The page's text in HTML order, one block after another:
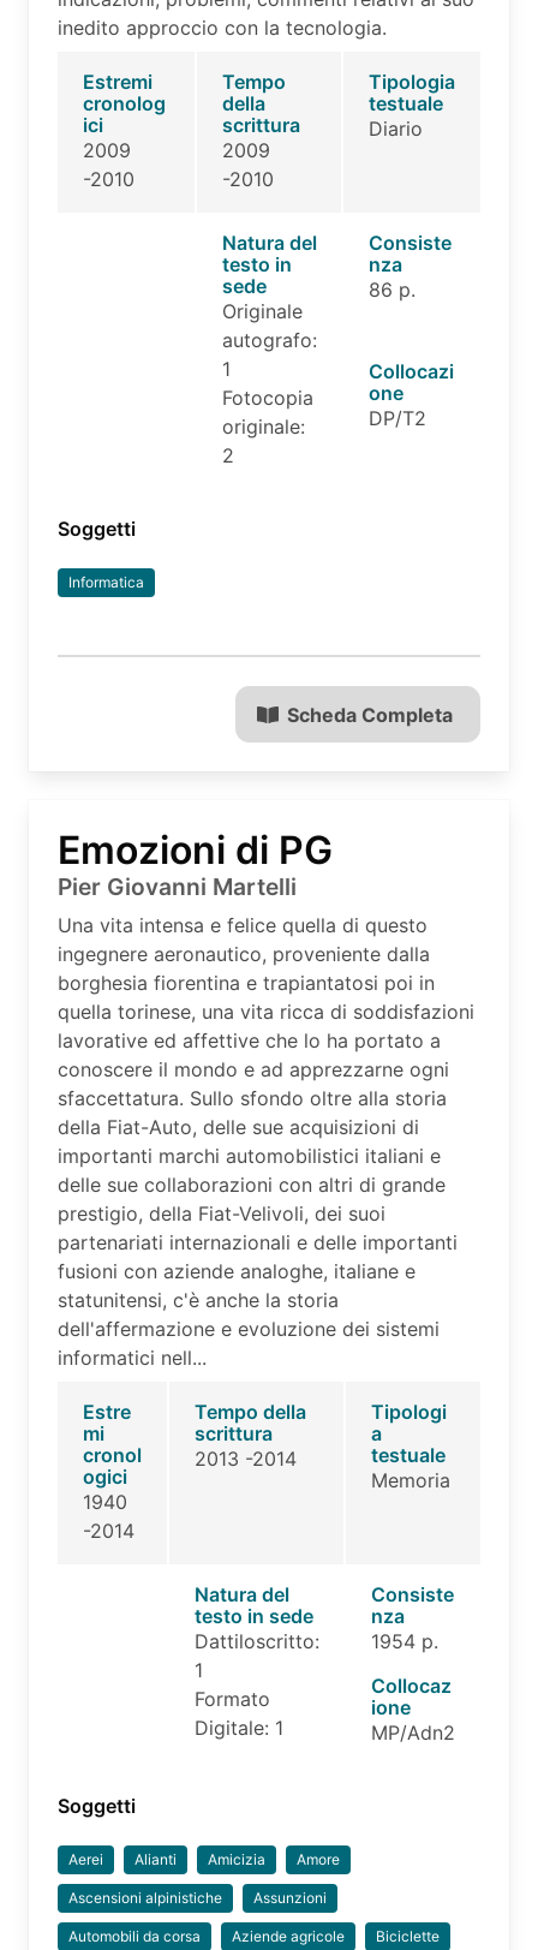
inedito approccio con la tecnologia.
Estremi
cronolog
ici
2009
-2010
Tempo
della
scrittura
2009
-2010
Tipologia
testuale
Diario
Natura del
testo in
sede
Originale
autografo:
1
Fotocopia
originale:
2
Consiste
nza
86 p.
Collocazi
one
DP/T2
Soggetti
Informatica
Scheda Completa
Emozioni di PG
Pier Giovanni Martelli
Una vita intensa e felice quella di questo
ingegnere aeronautico, proveniente dalla
borghesia fiorentina e trapiantatosi poi in
quella torinese, una vita ricca di soddisfazioni
lavorative ed affettive che lo ha portato a
conoscere il mondo e ad apprezzarne ogni
sfaccettatura. Sullo sfondo oltre alla storia
della Fiat-Auto, delle sue acquisizioni di
importanti marchi automobilistici italiani e
delle sue collaborazioni con altri di grande
prestigio, della Fiat-Velivoli, dei suoi
partenariati internazionali e delle importanti
fusioni con aziende analoghe, italiane e
statunitensi, c'è anche la storia
dell'affermazione e evoluzione dei sistemi
informatici nell...
Estre
mi
cronol
ogici
1940
-2014
Tempo della
scrittura
2013 -2014
Tipologi
a
testuale
Memoria
Natura del
testo in sede
Dattiloscritto:
1
Formato
Digitale: 1
Consiste
nza
1954 p.
Collocaz
ione
MP/Adn2
Soggetti
Aerei Alianti Amicizia Amore
Ascensioni alpinistiche Assunzioni
Automobili da corsa Aziende agricole Biciclette